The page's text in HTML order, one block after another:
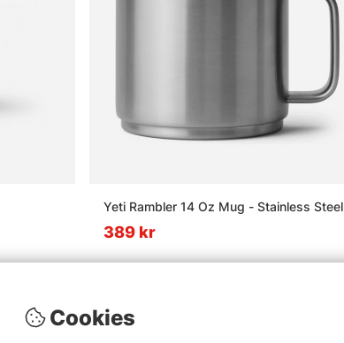
Yeti Rambler 14 Oz Mug - Stainless Steel
389 kr
Cookies